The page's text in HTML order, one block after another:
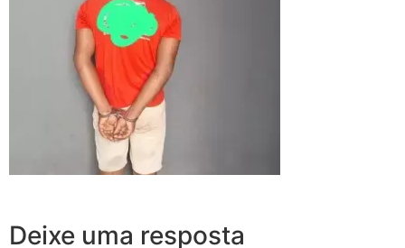
Deixe uma resposta